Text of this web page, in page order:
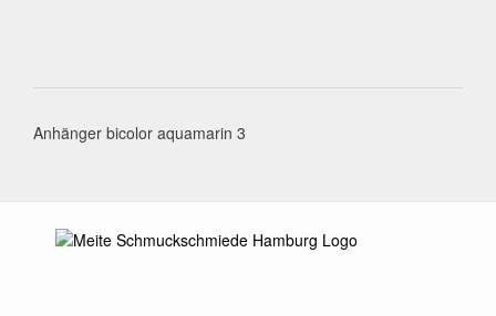
Post
Anhänger bicolor aquamarin 3